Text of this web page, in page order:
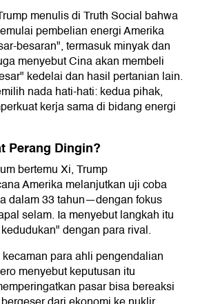
menulis di Truth Social bahwa
pembelian energi Amerika
besaran", termasuk minyak dan
menyebut Cina akan membeli
kedelai dan hasil pertanian lain.
nada hati-hati: kedua pihak,
kerja sama di bidang energi
Perang Dingin?
bertemu Xi, Trump
Amerika melanjutkan uji coba
dalam 33 tahun—dengan fokus
selam. Ia menyebut langkah itu
dengan para rival.
para ahli pengendalian
menyebut keputusan itu
pasar bisa bereaksi